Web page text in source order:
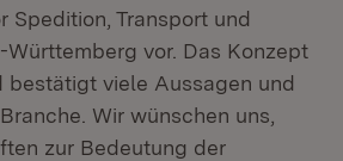
Spedition, Transport und
vor. Das Konzept
bestätigt viele Aussagen und
Wir wünschen uns,
zur Bedeutung der